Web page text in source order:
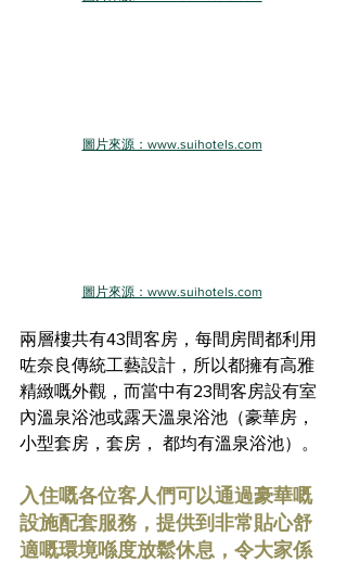
圖片來源：www.suihotels.com
圖片來源：www.suihotels.com
兩層樓共有43間客房，每間房間都利用
咗奈良傳統工藝設計，所以都擁有高雅
精緻嘅外觀，而當中有23間客房設有室
內溫泉浴池或露天溫泉浴池（豪華房，
小型套房，套房， 都均有溫泉浴池）
。
入住嘅各位客人們可以通過豪華嘅
設施配套服務，提供到非常貼心舒
適嘅環境喺度放鬆休息，令大家係